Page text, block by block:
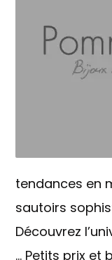
tendances en
sautoirs
Découvrez
… Petits prix et